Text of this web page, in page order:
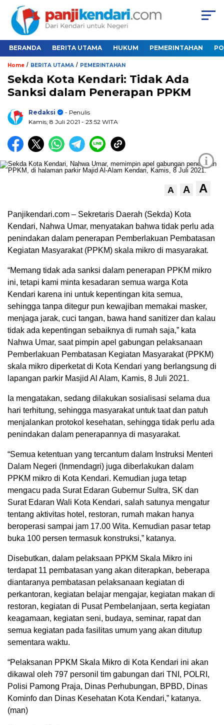
BERANDA BERITA UTAMA HUKUM PEMERINTAHAN
Home / BERITA UTAMA / PEMERINTAHAN
Sekda Kota Kendari: Tidak Ada
Sanksi dalam Penerapan PPKM
Redaksi
- Penulis
Kamis, 8 Juli 2021 - 23:52 WITA
i
A A A
Panjikendari.com – Sekretaris Daerah (Sekda) Kota
Kendari, Nahwa Umar, menyatakan bahwa tidak perlu ada
penindakan dalam penerapan Pemberlakuan Pembatasan
Kegiatan Masyarakat (PPKM) skala mikro di masyarakat.
“Memang tidak ada sanksi dalam penerapan PPKM mikro
ini, tetapi kami minta kesadaran semua warga Kota
Kendari karena ini untuk kepentingan kita semua,
sehingga tanpa ditegur pun kewajiban memakai masker,
menjaga jarak, cuci tangan, bawa hand sanitizer dan kalau
tidak ada kepentingan sebaiknya di rumah saja,” kata
Nahwa Umar, saat pimpin apel gabungan pelaksanaan
Pemberlakuan Pembatasan Kegiatan Masyarakat (PPKM)
skala mikro diperketat di Kota Kendari yang berlangsung di
lapangan parkir Masjid Al Alam, Kamis, 8 Juli 2021.
Ia mengatakan, sedang dilakukan sosialisasi selama dua
hari terhitung, sehingga masyarakat untuk taat dan patuh
menjalankan protokol kesehatan, sehingga tidak perlu ada
penindakan dalam penerapannya di masyarakat.
“Semua ketentuan yang tercantum dalam Instruksi Menteri
Dalam Negeri (Inmendagri) juga diberlakukan dalam
PPKM mikro di Kota Kendari. Kemudian juga tetap
mengacu pada Surat Edaran Gubernur Sultra, SK dan
Surat Edaran Wali Kota Kendari, salah satunya mengatur
tentang aktivitas hotel, restoran, rumah makan hanya
beroperasi sampai jam 17.00 Wita. Kemudian pasar tetap
buka 100 persen termasuk konstruksi,” katanya.
Disebutkan, dalam pelaksaan PPKM Skala Mikro ini
terdapat 11 pembatasan yang akan diterapkan, beberapa
diantaranya pembatasan pelaksanaan kegiatan di
perkantoran, kegiatan belajar mengajar, kegiatan makan di
restoran, kegiatan di Pusat Pembelanjaan, serta kegiatan
keagamaan, kegiatan seni, budaya, seminar, rapat dan
semua kegiatan pada fasilitas umum yang akan ditutup
sementara waktu.
“Pelaksanan PPKM Skala Mikro di Kota Kendari ini akan
dikawal oleh 797 personil tim gabungan dari TNI, POLRI,
Polisi Pamong Praja, Dinas Perhubungan, BPBD, Dinas
Kominfo dan Dinas Kesehatan Kota Kendari,” katanya.
(man)